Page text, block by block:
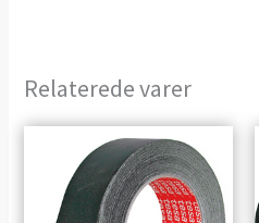
Relaterede varer